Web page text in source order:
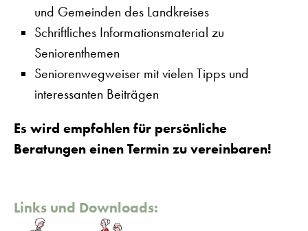
und Gemeinden des Landkreises
Schriftliches Informationsmaterial zu
Seniorenthemen
Seniorenwegweiser mit vielen Tipps und
interessanten Beiträgen
Es wird empfohlen für persönliche
Beratungen einen Termin zu vereinbaren!
Links und Downloads: